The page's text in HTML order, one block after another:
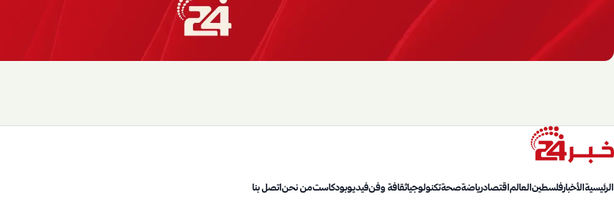
الرئيسيةالأخبارفلسطينالعالماقتصادرياضةصحةتكنولوجياثقافة وفنفيديوبودكاستمن نحناتصل بنا